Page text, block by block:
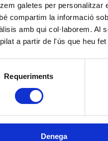
galetes per personalitzar
compartim la informació
amb qui col·laborem. Al
a partir de l'ús que heu
Requeriments
Denega
existentes